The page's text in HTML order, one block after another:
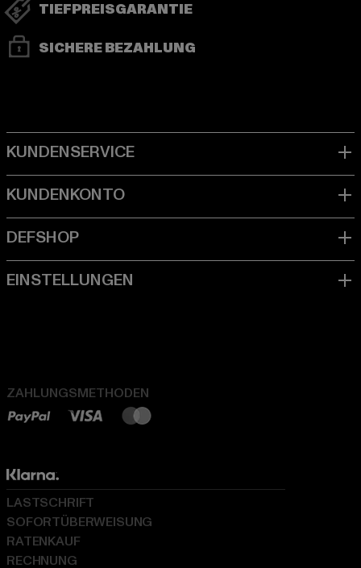
TIEFPREISGARANTIE
SICHERE BEZAHLUNG
ZAHLUNGSMETHODEN
LASTSCHRIFT
SOFORTÜBERWEISUNG
RATENKAUF
RECHNUNG